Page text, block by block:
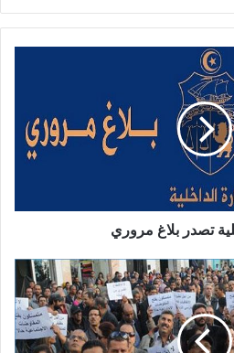
تصدر بلاغ مروري